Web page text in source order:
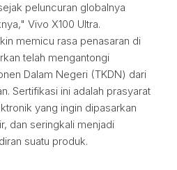
peluncuran globalnya
Vivo X100 Ultra.
memicu rasa penasaran di
telah mengantongi
Dalam Negeri (TKDN) dari
Sertifikasi ini adalah prasyarat
yang ingin dipasarkan
dan seringkali menjadi
suatu produk.